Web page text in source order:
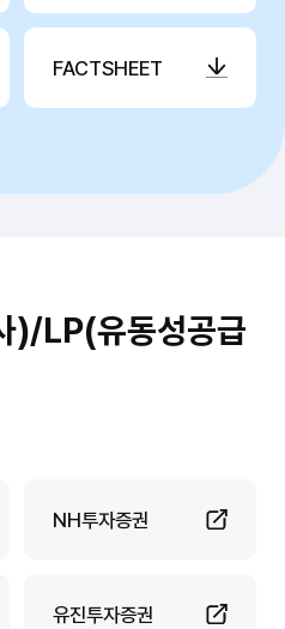
FACTSHEET
)/LP(유동성공급
NH투자증권
유진투자증권